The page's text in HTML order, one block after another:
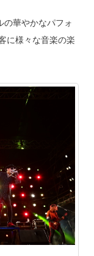
の華やかなパフォ
に様々な音楽の楽